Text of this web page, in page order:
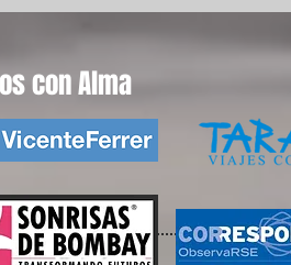
con Alma